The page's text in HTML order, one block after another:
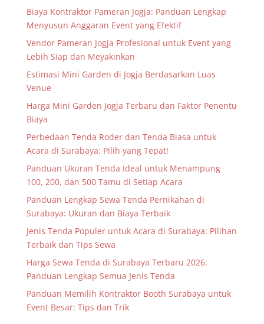
Biaya Kontraktor Pameran Jogja: Panduan Lengkap
Menyusun Anggaran Event yang Efektif
Vendor Pameran Jogja Profesional untuk Event yang
Lebih Siap dan Meyakinkan
Estimasi Mini Garden di Jogja Berdasarkan Luas
Venue
Harga Mini Garden Jogja Terbaru dan Faktor Penentu
Biaya
Perbedaan Tenda Roder dan Tenda Biasa untuk
Acara di Surabaya: Pilih yang Tepat!
Panduan Ukuran Tenda Ideal untuk Menampung
100, 200, dan 500 Tamu di Setiap Acara
Panduan Lengkap Sewa Tenda Pernikahan di
Surabaya: Ukuran dan Biaya Terbaik
Jenis Tenda Populer untuk Acara di Surabaya: Pilihan
Terbaik dan Tips Sewa
Harga Sewa Tenda di Surabaya Terbaru 2026:
Panduan Lengkap Semua Jenis Tenda
Panduan Memilih Kontraktor Booth Surabaya untuk
Event Besar: Tips dan Trik